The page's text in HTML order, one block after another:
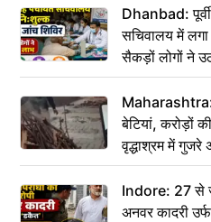
Dhanbad:
सचिवालय में लगा
सैकड़ों लोगों ने
Maharashtra:
बेटियां, करोड़ों
वृद्धाश्रम में
कहा– अंतिम
Indore: 27 से
अनवर कादरी